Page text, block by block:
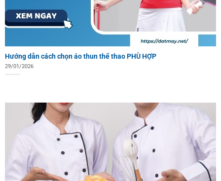
Hướng dẫn cách chọn áo thun thể thao PHÙ HỢP
29/01/2026